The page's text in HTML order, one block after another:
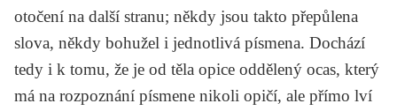
otočení na další stranu; někdy jsou takto přepůlena
slova, někdy bohužel i jednotlivá písmena. Dochází
tedy i k tomu, že je od těla opice oddělený ocas, který
má na rozpoznání písmene nikoli opičí, ale přímo lví